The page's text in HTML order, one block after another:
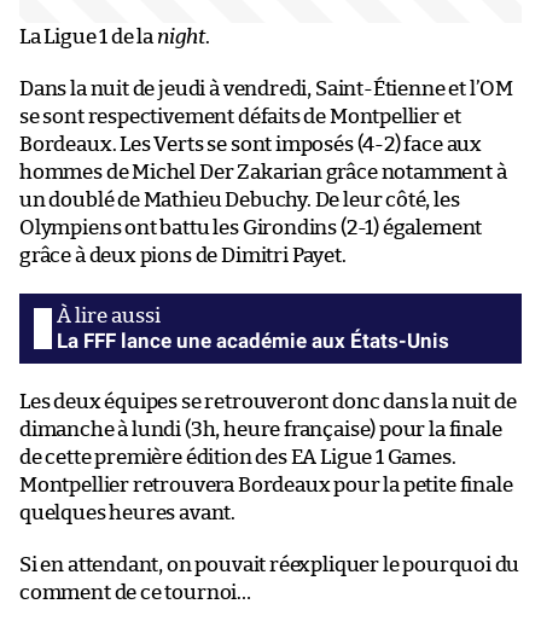
La Ligue 1 de la night.
Dans la nuit de jeudi à vendredi, Saint-Étienne et l’OM
se sont respectivement défaits de Montpellier et
Bordeaux. Les Verts se sont imposés (4-2) face aux
hommes de Michel Der Zakarian grâce notamment à
un doublé de Mathieu Debuchy. De leur côté, les
Olympiens ont battu les Girondins (2-1) également
grâce à deux pions de Dimitri Payet.
La FFF lance une académie aux États-Unis
Les deux équipes se retrouveront donc dans la nuit de
dimanche à lundi (3h, heure française) pour la finale
de cette première édition des EA Ligue 1 Games.
Montpellier retrouvera Bordeaux pour la petite finale
quelques heures avant.
Si en attendant, on pouvait réexpliquer le pourquoi du
comment de ce tournoi…